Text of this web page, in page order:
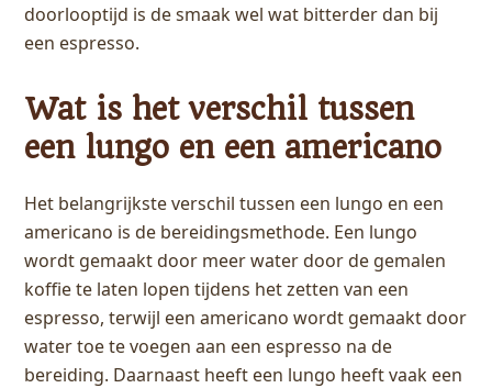
doorlooptijd is de smaak wel wat bitterder dan bij
een espresso.
Wat is het verschil tussen
een lungo en een americano
Het belangrijkste verschil tussen een lungo en een
americano is de bereidingsmethode. Een lungo
wordt gemaakt door meer water door de gemalen
koffie te laten lopen tijdens het zetten van een
espresso, terwijl een americano wordt gemaakt door
water toe te voegen aan een espresso na de
bereiding. Daarnaast heeft een lungo heeft vaak een